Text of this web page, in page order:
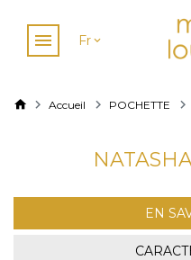
Fr
Accueil POCHETTE
EN